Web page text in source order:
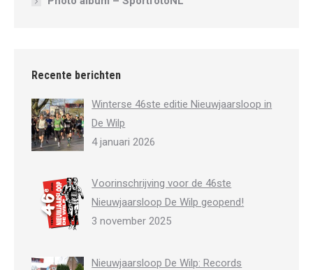
Recente berichten
Winterse 46ste editie Nieuwjaarsloop in
De Wilp
4 januari 2026
Voorinschrijving voor de 46ste
Nieuwjaarsloop De Wilp geopend!
3 november 2025
Nieuwjaarsloop De Wilp: Records